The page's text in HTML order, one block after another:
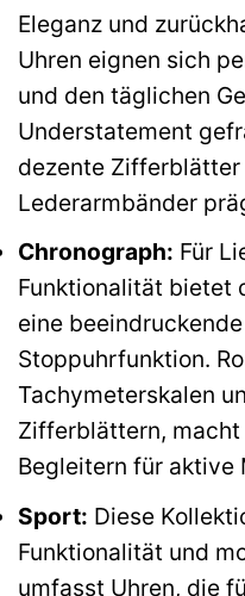
Eleganz und
Uhren eignen sich
und den täglichen
Understatement
dezente
Lederarmbänder
Chronograph: Für
Funktionalität bietet
eine
Stoppuhrfunktion.
Tachymeterskalen
Zifferblättern,
Begleitern für aktive
Sport: Diese
Funktionalität und
umfasst Uhren, die